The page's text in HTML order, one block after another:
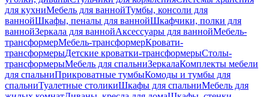
для кухниМебель для ваннойТумбы, консоли для
ваннойШкафы, пеналы для ваннойШкафчики, полки для
ваннойЗеркала для ваннойАксессуары для ваннойМебель-
трансформерМебель-трансформерКровати-
трансформерыДетские кроватки-трансформерыСтолы-
трансформерыМебель для спальниЗеркалаКомплекты мебели
для спальниПрикроватные тумбыКомоды и тумбы для
спальниТуалетные столикиШкафы для спальниМебель для